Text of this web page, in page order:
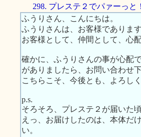
298. プレステ２でパァーっと！
ふうりさん、こんにちは。
ふうりさんは、お客様でありま
お客様として、仲間として、心
確かに、ふうりさんの事が心配
がありましたら、お問い合わせ下
こちらこそ、今後とも、よろし
p.s.
そろそろ、プレステ２が届いた
えっ、お届けしたのは、本体
い。